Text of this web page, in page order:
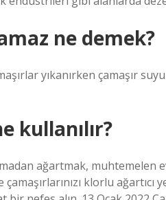
ne demek?
yıkanırken çamaşır
kullanılır?
ağartmak,
klorlu